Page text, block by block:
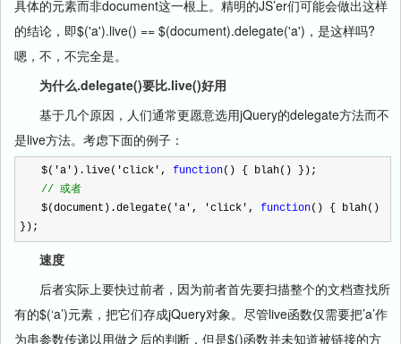
具体的元素而非document这一根上。精明的JS’er们可能会做出这样
的结论，即$('a').live() == $(document).delegate('a')，是这样吗?
嗯，不，不完全是。
为什么.delegate()要比.live()好用
基于几个原因，人们通常更愿意选用jQuery的delegate方法而不
是live方法。考虑下面的例子：
$( 'a ' ).live( 'click ' , function() { blah() });
// 或者
$(document).delegate( 'a ' , 'click ' , function() { blah()
});
速度
后者实际上要快过前者，因为前者首先要扫描整个的文档查找所
有的$(‘a’)元素，把它们存成jQuery对象。尽管live函数仅需要把’a’作
为串参数传递以用做之后的判断，但是$()函数并未知道被链接的方